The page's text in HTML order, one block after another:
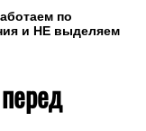
по
и НЕ выделяем